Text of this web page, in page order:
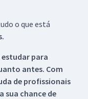
o que está
estudar para
antes. Com
de profissionais
sua chance de